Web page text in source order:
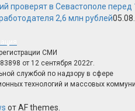
проверят в Севастополе перед
2,6 млн рублей
СМИ
от 12 сентября 2022г.
службой по надзору в сфере
технологий и массовых
от AF themes.